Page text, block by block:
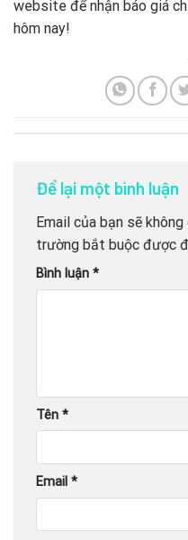
website để nhận báo giá
hôm nay!
Để lại một bình luận
Email của bạn sẽ
trường bắt buộc được
Bình luận *
Tên *
Email *